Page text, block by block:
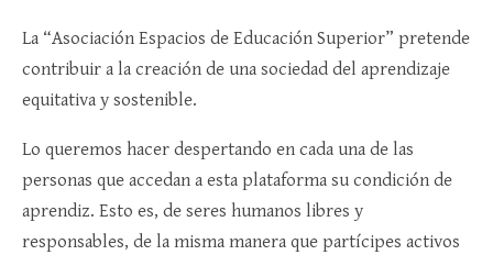
La “Asociación Espacios de Educación Superior” pretende
contribuir a la creación de una sociedad del aprendizaje
equitativa y sostenible.
Lo queremos hacer despertando en cada una de las
personas que accedan a esta plataforma su condición de
aprendiz. Esto es, de seres humanos libres y
responsables, de la misma manera que partícipes activos